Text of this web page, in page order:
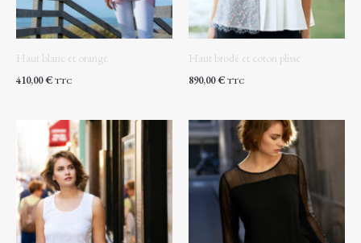
Haut blanc et orangé
410,00€ TTC
Haut brodé et coton plissé
890,00€ TTC